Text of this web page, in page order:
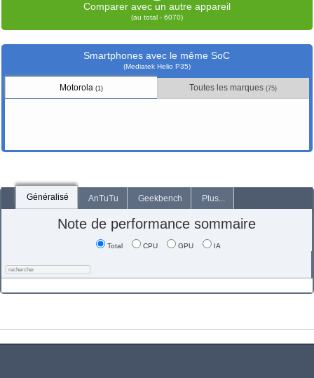
Comparer avec un autre appareil
(au total - 6070)
Smartphones avec le même SoC
(Mediatek Helio P35)
Motorola (1) Toutes les marques(75)
Généralisé AnTuTu Geekbench Plus...
Note de performance sommaire
Total CPU GPU IA